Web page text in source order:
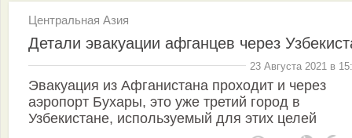
Центральная Азия
Детали эвакуации афганцев через
23 Августа 2021 в
Эвакуация из Афганистана проходит и через
аэропорт Бухары, это уже третий город в
Узбекистане, используемый для этих целей